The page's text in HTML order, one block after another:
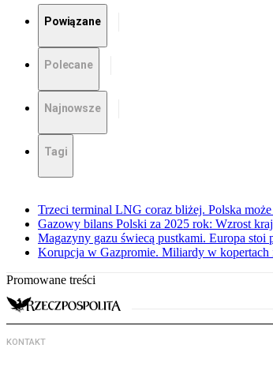
Powiązane
Polecane
Najnowsze
Tagi
Trzeci terminal LNG coraz bliżej. Polska
Gazowy bilans Polski za 2025 rok: Wzrost
Magazyny gazu świecą pustkami. Europa
Korupcja w Gazpromie. Miliardy w kopertach
Promowane treści
KONTAKT